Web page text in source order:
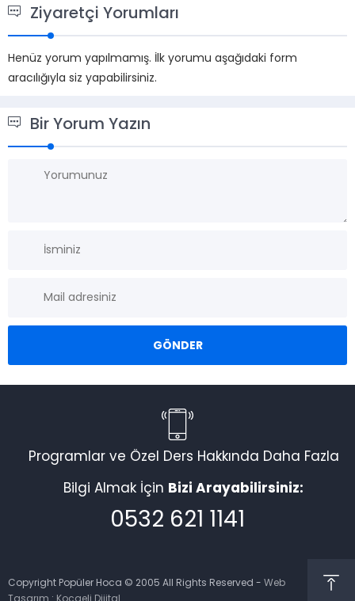
Ziyaretçi Yorumları
Henüz yorum yapılmamış. İlk yorumu aşağıdaki form
aracılığıyla siz yapabilirsiniz.
Bir Yorum Yazın
Programlar ve Özel Ders Hakkında Daha Fazla
Bilgi Almak İçin Bizi Arayabilirsiniz:
0532 621 1141
Copyright Popüler Hoca © 2005 All Rights Reserved - Web
Tasarım : Kocaeli Dijital